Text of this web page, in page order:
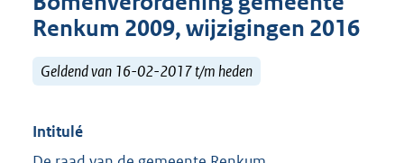
Renkum 2009, wijzigingen 2016
Geldend van 16-02-2017 t/m heden
Intitulé